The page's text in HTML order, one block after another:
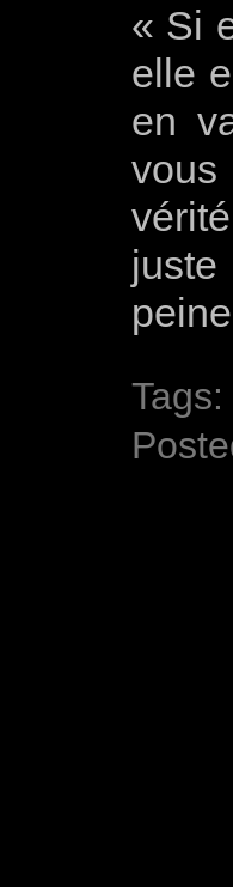
« Si
elle
en
vous
juste
Tags: